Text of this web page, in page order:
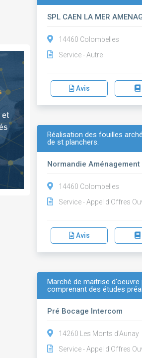
SPL CAEN LA MER
14460 Colombelles
Service - Autre
Avis
Réalisation des fouilles
de st planchers.
Normandie Aménagement
14460 Colombelles
Service - Appel d'Offres
Avis
Marché de maitrise
comprenant des études
Pré Bocage Intercom
14260 Les Monts d'Aunay
Service - Appel d'Offres